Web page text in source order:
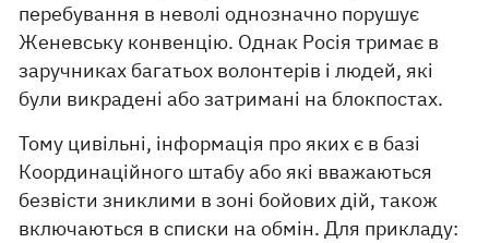
перебування в неволі однозначно порушує
Женевську конвенцію. Однак Росія тримає в
заручниках багатьох волонтерів і людей, які
були викрадені або затримані на блокпостах.
Тому цивільні, інформація про яких є в базі
Координаційного штабу або які вважаються
безвісти зниклими в зоні бойових дій, також
включаються в списки на обмін. Для прикладу: